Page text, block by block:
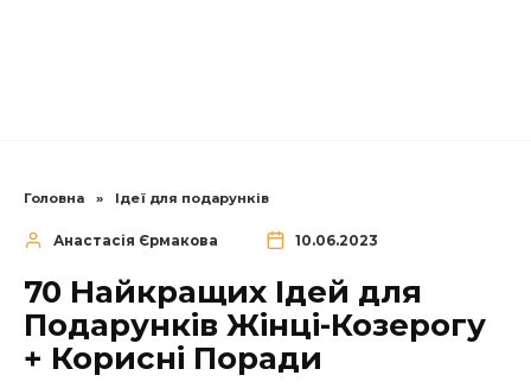
Головна » Ідеї для подарунків
Анастасія Єрмакова 10.06.2023
70 Найкращих Ідей для
Подарунків Жінці-Козерогу
+ Корисні Поради